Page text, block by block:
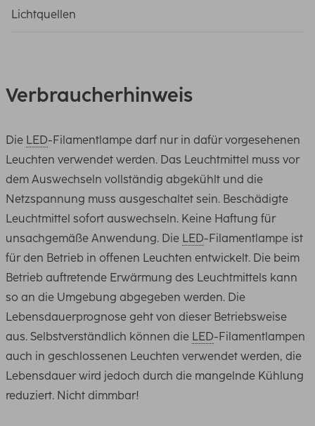
Lichtquellen
Verbraucherhinweis
Die LED-Filamentlampe darf nur in dafür vorgesehenen
Leuchten verwendet werden. Das Leuchtmittel muss vor
dem Auswechseln vollständig abgekühlt und die
Netzspannung muss ausgeschaltet sein. Beschädigte
Leuchtmittel sofort auswechseln. Keine Haftung für
unsachgemäße Anwendung. Die LED-Filamentlampe ist
für den Betrieb in offenen Leuchten entwickelt. Die beim
Betrieb auftretende Erwärmung des Leuchtmittels kann
so an die Umgebung abgegeben werden. Die
Lebensdauerprognose geht von dieser Betriebsweise
aus. Selbstverständlich können die LED-Filamentlampen
auch in geschlossenen Leuchten verwendet werden, die
Lebensdauer wird jedoch durch die mangelnde Kühlung
reduziert. Nicht dimmbar!